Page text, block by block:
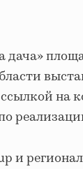
дача»
на
и